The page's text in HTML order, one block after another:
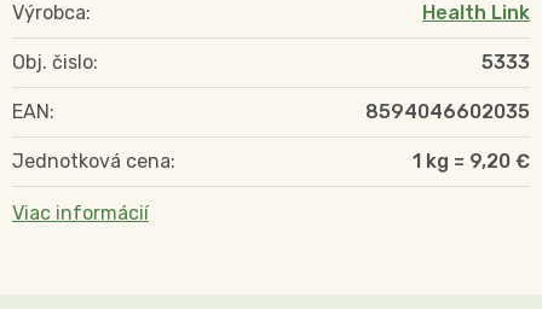
Výrobca: Health Link
Obj. čislo: 5333
EAN: 8594046602035
Jednotková cena: 1 kg = 9,20 €
Viac informácií